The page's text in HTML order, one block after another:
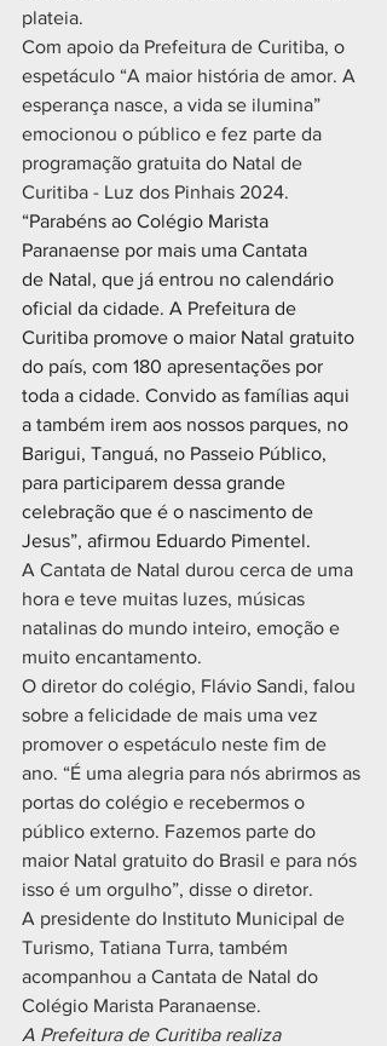
plateia.
Com apoio da Prefeitura de Curitiba, o
espetáculo “A maior história de amor. A
esperança nasce, a vida se ilumina”
emocionou o público e fez parte da
programação gratuita do Natal de
Curitiba - Luz dos Pinhais 2024.
“Parabéns ao Colégio Marista
Paranaense por mais uma Cantata
de Natal, que já entrou no calendário
oficial da cidade. A Prefeitura de
Curitiba promove o maior Natal gratuito
do país, com 180 apresentações por
toda a cidade. Convido as famílias aqui
a também irem aos nossos parques, no
Barigui, Tanguá, no Passeio Público,
para participarem dessa grande
celebração que é o nascimento de
Jesus”, afirmou Eduardo Pimentel.
A Cantata de Natal durou cerca de uma
hora e teve muitas luzes, músicas
natalinas do mundo inteiro, emoção e
muito encantamento.
O diretor do colégio, Flávio Sandi, falou
sobre a felicidade de mais uma vez
promover o espetáculo neste fim de
ano. “É uma alegria para nós abrirmos as
portas do colégio e recebermos o
público externo. Fazemos parte do
maior Natal gratuito do Brasil e para nós
isso é um orgulho”, disse o diretor.
A presidente do Instituto Municipal de
Turismo, Tatiana Turra, também
acompanhou a Cantata de Natal do
Colégio Marista Paranaense.
A Prefeitura de Curitiba realiza